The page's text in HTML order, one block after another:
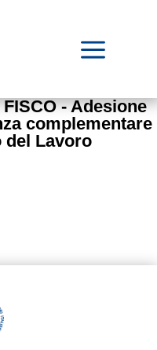
a
- Adesione
complementare
del Lavoro